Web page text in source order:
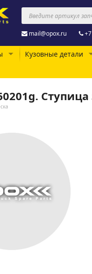
mail@opox.ru
Кузовные детали